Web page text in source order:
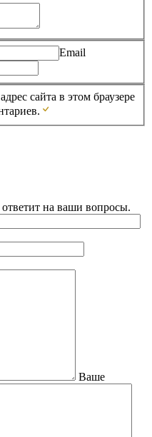
Email
сайта в этом браузере
на ваши вопросы.
Ваше